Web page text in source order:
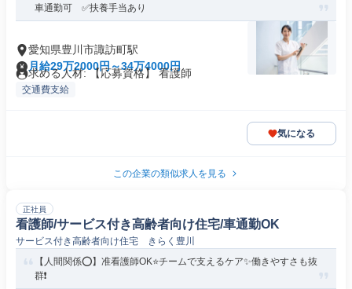
車通勤可 ✅扶養手当あり
愛知県豊川市諏訪町駅
月給29万2000円～34万4000円
求める人材: 【応募資格】 看護師
交通費支給
気になる
この企業の類似求人を見る
正社員
看護師/サービス付き高齢者向け住宅/車通勤OK
サービス付き高齢者向け住宅 きらく豊川
【人間関係⭕】准看護師OK⭐チームで支えるケア✨働きやすさも抜
群❗️